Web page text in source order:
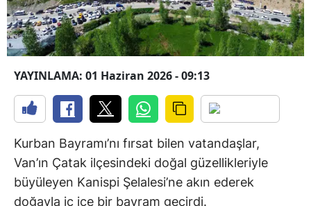
YAYINLAMA: 01 Haziran 2026 - 09:13
Kurban Bayramı’nı fırsat bilen vatandaşlar,
Van’ın Çatak ilçesindeki doğal güzellikleriyle
büyüleyen Kanispi Şelalesi’ne akın ederek
doğayla iç içe bir bayram geçirdi.